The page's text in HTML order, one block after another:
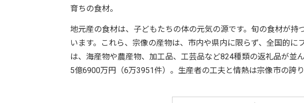
育ちの食材。
地元産の食材は、子どもたちの体の元気の源です。旬の食材が持
います。これら、宗像の産物は、市内や県内に限らず、全国的に
は、海産物や農産物、加工品、工芸品など824種類の返礼品が並
5億6900万円（6万3951件）。生産者の工夫と情熱は宗像市の誇り